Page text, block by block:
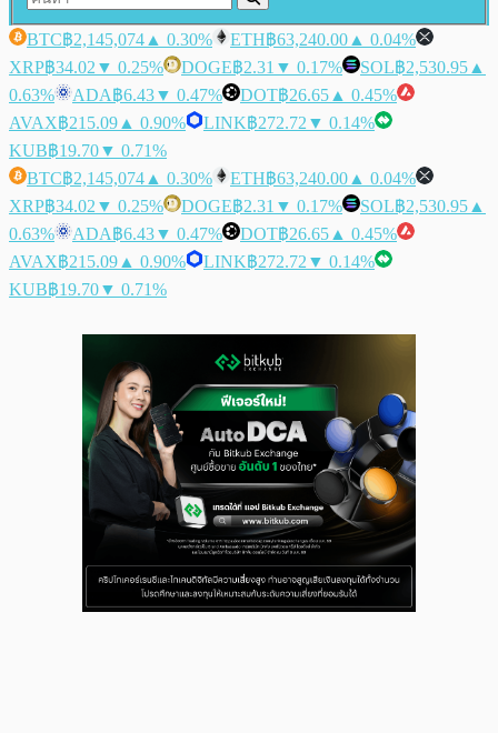
BTC฿2,145,074 ▲ 0.30% ETH฿63,240.00 ▲ 0.04%
XRP฿34.02 ▼ 0.25% DOGE฿2.31 ▼ 0.17% SOL฿2,530.95 ▲
0.63%
ADA฿6.43▼ 0.47% DOT฿26.65 ▲ 0.45%
AVAX฿215.09 ▲ 0.90% LINK฿272.72 ▼ 0.14%
KUB฿19.70▼ 0.71%
BTC฿2,145,074 ▲ 0.30% ETH฿63,240.00 ▲ 0.04%
XRP฿34.02 ▼ 0.25% DOGE฿2.31 ▼ 0.17% SOL฿2,530.95 ▲
0.63%
ADA฿6.43▼ 0.47% DOT฿26.65 ▲ 0.45%
AVAX฿215.09 ▲ 0.90% LINK฿272.72 ▼ 0.14%
KUB฿19.70▼ 0.71%